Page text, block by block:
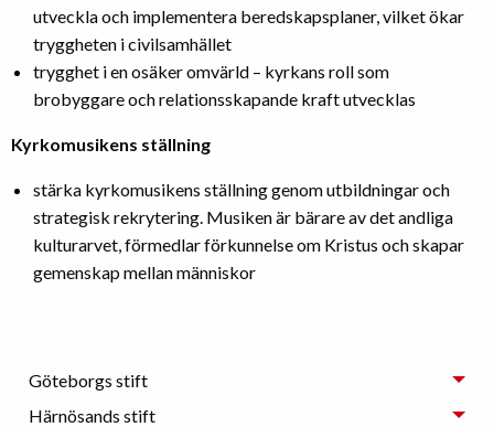
utveckla och implementera beredskapsplaner, vilket ökar
tryggheten i civilsamhället
trygghet i en osäker omvärld – kyrkans roll som
brobyggare och relationsskapande kraft utvecklas
Kyrkomusikens ställning
stärka kyrkomusikens ställning genom utbildningar och
strategisk rekrytering. Musiken är bärare av det andliga
kulturarvet, förmedlar förkunnelse om Kristus och skapar
gemenskap mellan människor
Göteborgs stift
Härnösands stift